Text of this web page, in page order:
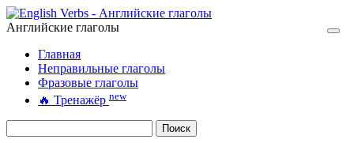
Английские глаголы
Главная
Неправильные глаголы
Фразовые глаголы
🔥 Тренажёр new
Поиск